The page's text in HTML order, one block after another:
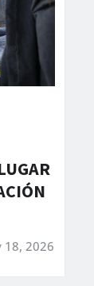
18, 2026